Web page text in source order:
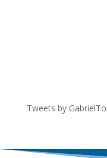
Tweets by